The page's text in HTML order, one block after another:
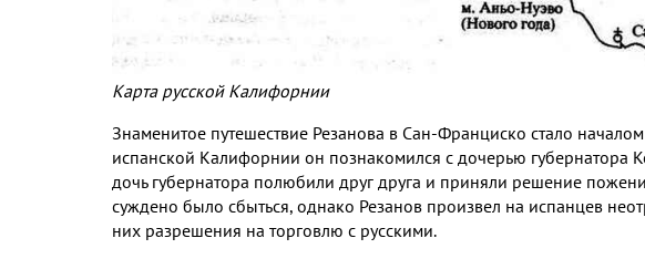
Карта русской Калифорнии
Знаменитое путешествие Резанова в Сан-Франциско стало
испанской Калифорнии он познакомился с дочерью губернатора
дочь губернатора полюбили друг друга и приняли решение
суждено было сбыться, однако Резанов произвел на испанцев
них разрешения на торговлю с русскими.